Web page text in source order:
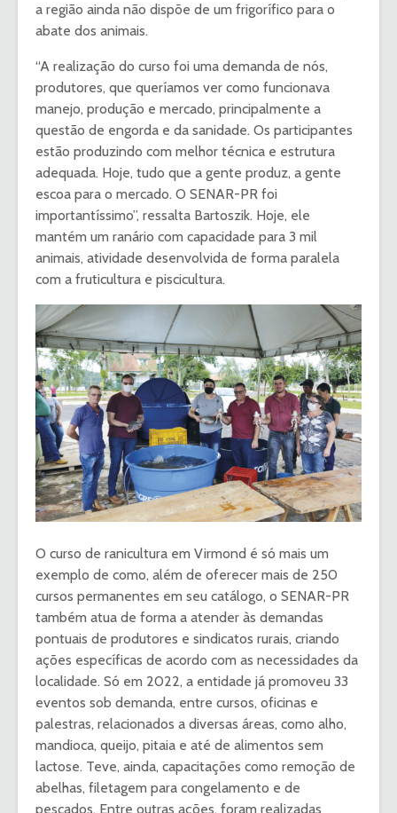
a região ainda não dispõe de um frigorífico para o
abate dos animais.
“A realização do curso foi uma demanda de nós,
produtores, que queríamos ver como funcionava
manejo, produção e mercado, principalmente a
questão de engorda e da sanidade. Os participantes
estão produzindo com melhor técnica e estrutura
adequada. Hoje, tudo que a gente produz, a gente
escoa para o mercado. O SENAR-PR foi
importantíssimo”, ressalta Bartoszik. Hoje, ele
mantém um ranário com capacidade para 3 mil
animais, atividade desenvolvida de forma paralela
com a fruticultura e piscicultura.
O curso de ranicultura em Virmond é só mais um
exemplo de como, além de oferecer mais de 250
cursos permanentes em seu catálogo, o SENAR-PR
também atua de forma a atender às demandas
pontuais de produtores e sindicatos rurais, criando
ações específicas de acordo com as necessidades da
localidade. Só em 2022, a entidade já promoveu 33
eventos sob demanda, entre cursos, oficinas e
palestras, relacionados a diversas áreas, como alho,
mandioca, queijo, pitaia e até de alimentos sem
lactose. Teve, ainda, capacitações como remoção de
abelhas, filetagem para congelamento e de
pescados. Entre outras ações, foram realizadas